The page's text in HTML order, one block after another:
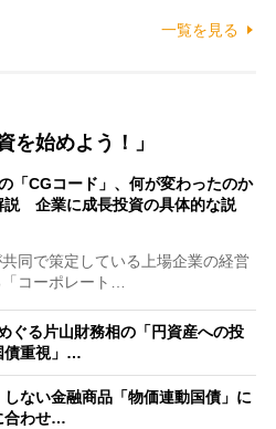
一覧を見る
を始めよう！」
「CGコード」、何が変わったのか
説 企業に成長投資の具体的な説
同で策定している上場企業の経営
コーポレート…
ぐる片山財務相の「円資産への投
債重視」…
ない金融商品「物価連動国債」に
合わせ…